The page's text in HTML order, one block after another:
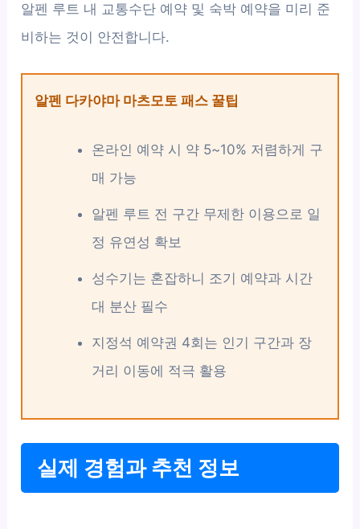
알펜 루트 내 교통수단 예약 및 숙박 예약을 미리 준
비하는 것이 안전합니다.
알펜 다카야마 마츠모토 패스 꿀팁
온라인 예약 시 약 5~10% 저렴하게 구
매 가능
알펜 루트 전 구간 무제한 이용으로 일
정 유연성 확보
성수기는 혼잡하니 조기 예약과 시간
대 분산 필수
지정석 예약권 4회는 인기 구간과 장
거리 이동에 적극 활용
실제 경험과 추천 정보